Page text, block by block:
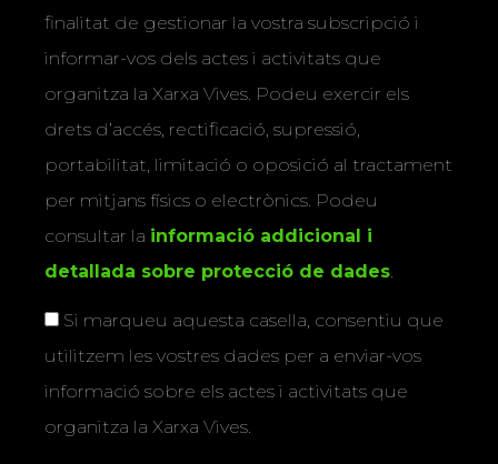
finalitat de gestionar la vostra subscripció i
informar-vos dels actes i activitats que
organitza la Xarxa Vives. Podeu exercir els
drets d’accés, rectificació, supressió,
portabilitat, limitació o oposició al tractament
per mitjans físics o electrònics. Podeu
consultar la informació addicional i
detallada sobre protecció de dades.
Si marqueu aquesta casella, consentiu que
utilitzem les vostres dades per a enviar-vos
informació sobre els actes i activitats que
organitza la Xarxa Vives.